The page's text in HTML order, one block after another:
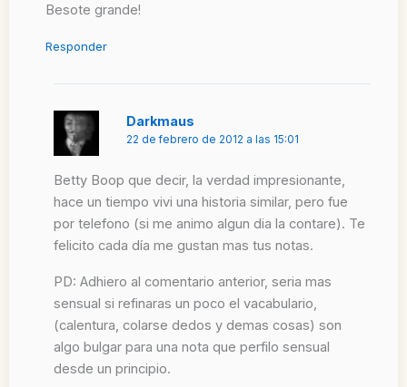
Besote grande!
Responder
Darkmaus
22 de febrero de 2012 a las 15:01
Betty Boop que decir, la verdad impresionante,
hace un tiempo vivi una historia similar, pero fue
por telefono (si me animo algun dia la contare). Te
felicito cada día me gustan mas tus notas.
PD: Adhiero al comentario anterior, seria mas
sensual si refinaras un poco el vacabulario,
(calentura, colarse dedos y demas cosas) son
algo bulgar para una nota que perfilo sensual
desde un principio.